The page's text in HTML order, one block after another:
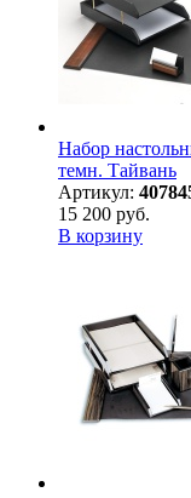
Набор
темн. Тайвань
Артикул:
15 200 руб.
В корзину